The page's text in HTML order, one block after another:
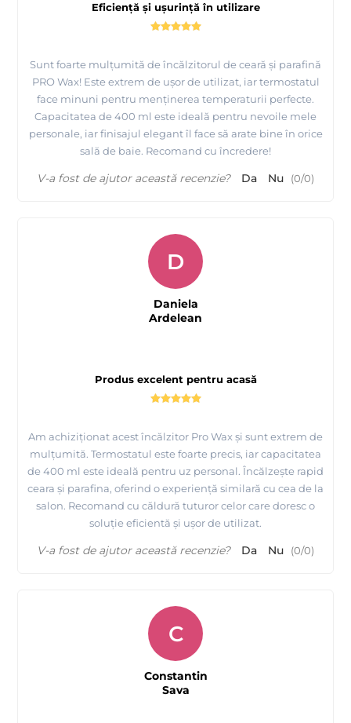
Eficiență și ușurință în utilizare
Sunt foarte mulțumită de încălzitorul de ceară și parafină
PRO Wax! Este extrem de ușor de utilizat, iar termostatul
face minuni pentru menținerea temperaturii perfecte.
Capacitatea de 400 ml este ideală pentru nevoile mele
personale, iar finisajul elegant îl face să arate bine în orice
sală de baie. Recomand cu încredere!
V-a fost de ajutor această recenzie? Da Nu (0/0)
Produs excelent pentru acasă
Am achiziționat acest încălzitor Pro Wax și sunt extrem de
mulțumită. Termostatul este foarte precis, iar capacitatea
de 400 ml este ideală pentru uz personal. Încălzește rapid
ceara și parafina, oferind o experiență similară cu cea de la
salon. Recomand cu căldură tuturor celor care doresc o
soluție eficientă și ușor de utilizat.
D
Daniela
Ardelean
V-a fost de ajutor această recenzie? Da Nu (0/0)
C
Constantin
Sava